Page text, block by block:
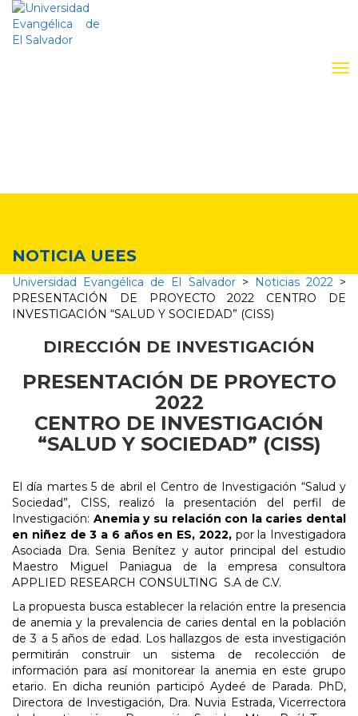
NOTICIA UEES
Universidad Evangélica de El Salvador> Noticias 2022>
PRESENTACIÓN DE PROYECTO 2022 CENTRO DE
INVESTIGACIÓN “SALUD Y SOCIEDAD” (CISS)
DIRECCIÓN DE INVESTIGACIÓN
PRESENTACIÓN DE PROYECTO
2022
CENTRO DE INVESTIGACIÓN
“SALUD Y SOCIEDAD” (CISS)
El día martes 5 de abril el Centro de Investigación “Salud y
Sociedad”, CISS, realizó la presentación del perfil de
Investigación: Anemia y su relación con la caries dental
en niñez de 3 a 6 años en ES, 2022, por la Investigadora
Asociada Dra. Senia Benítez y autor principal del estudio
Maestro Miguel Paniagua de la empresa consultora
APPLIED RESEARCH CONSULTING S.A de C.V.
La propuesta busca establecer la relación entre la presencia
de anemia y la prevalencia de caries dental en la población
de 3 a 5 años de edad. Los hallazgos de esta investigación
permitirán construir un sistema de recolección de
información para así monitorear la anemia en este grupo
etario. En dicha reunión participó Aydeé de Parada. PhD,
Directora de Investigación, Dra. Nuvia Estrada, Vicerrectora